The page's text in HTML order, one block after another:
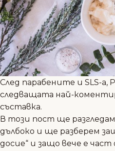
След парабените и SLS-а,
следващата най-
съставка.
В този пост ще
дълбоко и ще разберем
досие“ и защо вече е